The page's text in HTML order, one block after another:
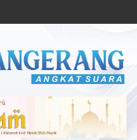
– Angkat